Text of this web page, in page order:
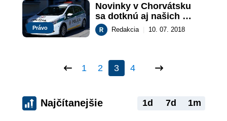
Právo
Novinky v Chorvátsku
sa dotknú aj našich
občanov
Redakcia 10. 07. 2018
1 2 3 4
Najčítanejšie 1d 7d 1m